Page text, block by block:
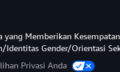
Memberikan
Gender/Orientasi
Privasi Anda